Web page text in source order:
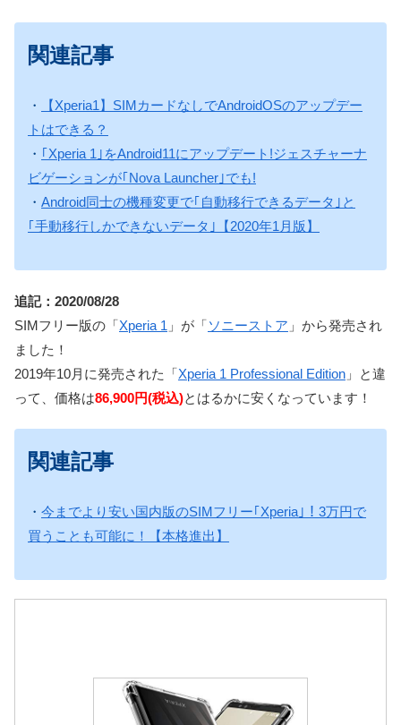
関連記事
・
【Xperia1】SIMカードなしでAndroidOSのアップデー
トはできる？
・ ｢Xperia 1｣をAndroid11にアップデート!ジェスチャーナ
ビゲーションが｢Nova Launcher｣でも!
・ Android同士の機種変更で｢自動移行できるデータ｣と
｢手動移行しかできないデータ｣【2020年1月版】
追記：2020/08/28
SIMフリー版の「Xperia 1 」が「ソニーストア 」から発売され
ました！
2019年10月に発売された「Xperia 1 Professional Edition 」と違
って、価格は86,900円(税込)とはるかに安くなっています！
関連記事
・ 今までより安い国内版のSIMフリー｢Xperia｣！3万円で
買うことも可能に！【本格進出】